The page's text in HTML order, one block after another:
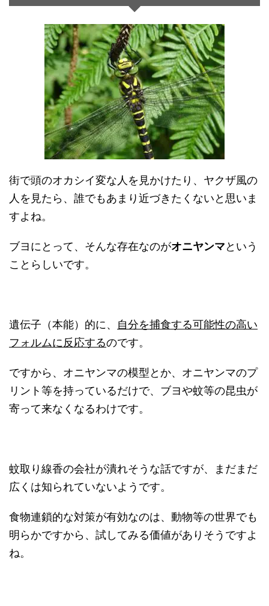
街で頭のオカシイ変な人を見かけたり、ヤクザ風の
人を見たら、誰でもあまり近づきたくないと思いま
すよね。
ブヨにとって、そんな存在なのがオニヤンマという
ことらしいです。
遺伝子（本能）的に、 自分を捕食する可能性の高い
フォルムに反応するのです。
ですから、オニヤンマの模型とか、オニヤンマのプ
リント等を持っているだけで、ブヨや蚊等の昆虫が
寄って来なくなるわけです。
蚊取り線香の会社が潰れそうな話ですが、まだまだ
広くは知られていないようです。
食物連鎖的な対策が有効なのは、動物等の世界でも
明らかですから、試してみる価値がありそうですよ
ね。